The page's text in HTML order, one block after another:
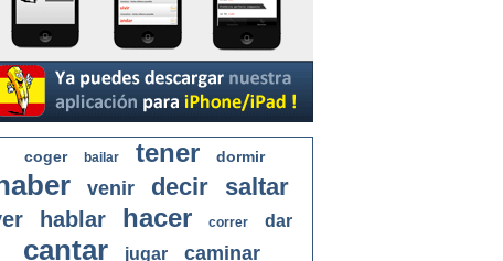
coger bailar tener dormir
venir decir saltar
hablar hacer correr dar
cantar jugar caminar